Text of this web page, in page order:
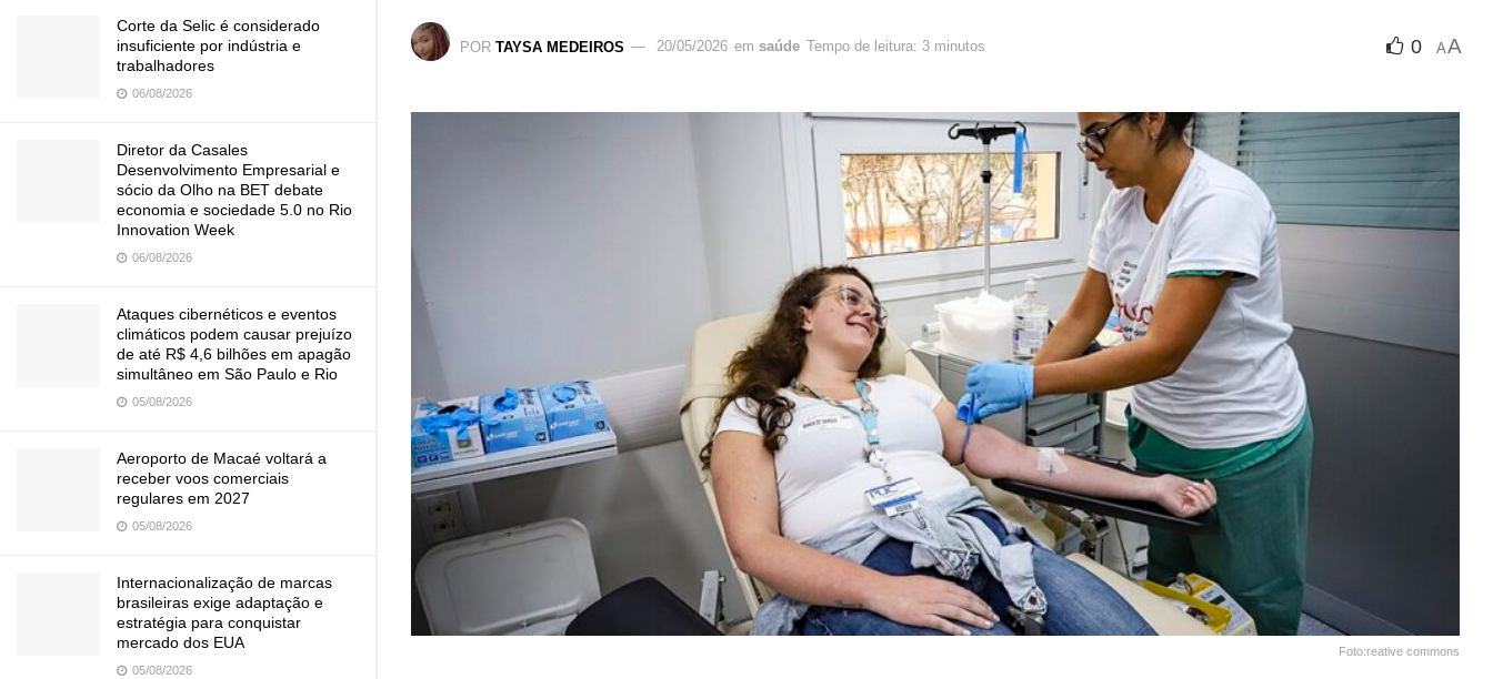
Corte da Selic é considerado
insuficiente por indústria e
trabalhadores
06/08/2026
Diretor da Casales
Desenvolvimento Empresarial e
sócio da Olho na BET debate
economia e sociedade 5.0 no Rio
Innovation Week
06/08/2026
Ataques cibernéticos e eventos
climáticos podem causar prejuízo
de até R$ 4,6 bilhões em apagão
simultâneo em São Paulo e Rio
05/08/2026
Aeroporto de Macaé voltará a
receber voos comerciais
regulares em 2027
05/08/2026
Internacionalização de marcas
brasileiras exige adaptação e
estratégia para conquistar
mercado dos EUA
05/08/2026
POR TAYSA MEDEIROS 20/05/2026 em saúde Tempo de leitura: 3 minutos 0 AA
Foto:reative commons